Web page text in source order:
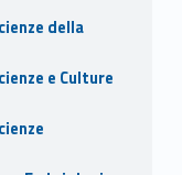
della
e Culture